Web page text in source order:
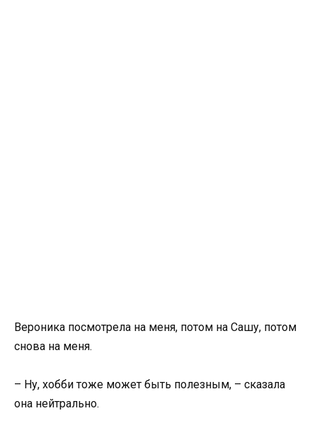
Вероника посмотрела на меня, потом на Сашу, потом
снова на меня.
– Ну, хобби тоже может быть полезным, – сказала
она нейтрально.